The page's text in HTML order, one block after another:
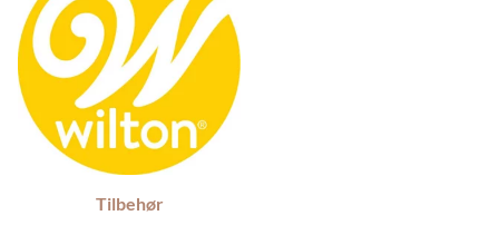
Tilbehør